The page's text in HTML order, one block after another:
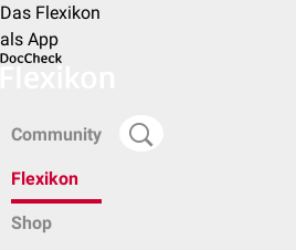
Das Flexikon
als App
Community
Flexikon
Shop